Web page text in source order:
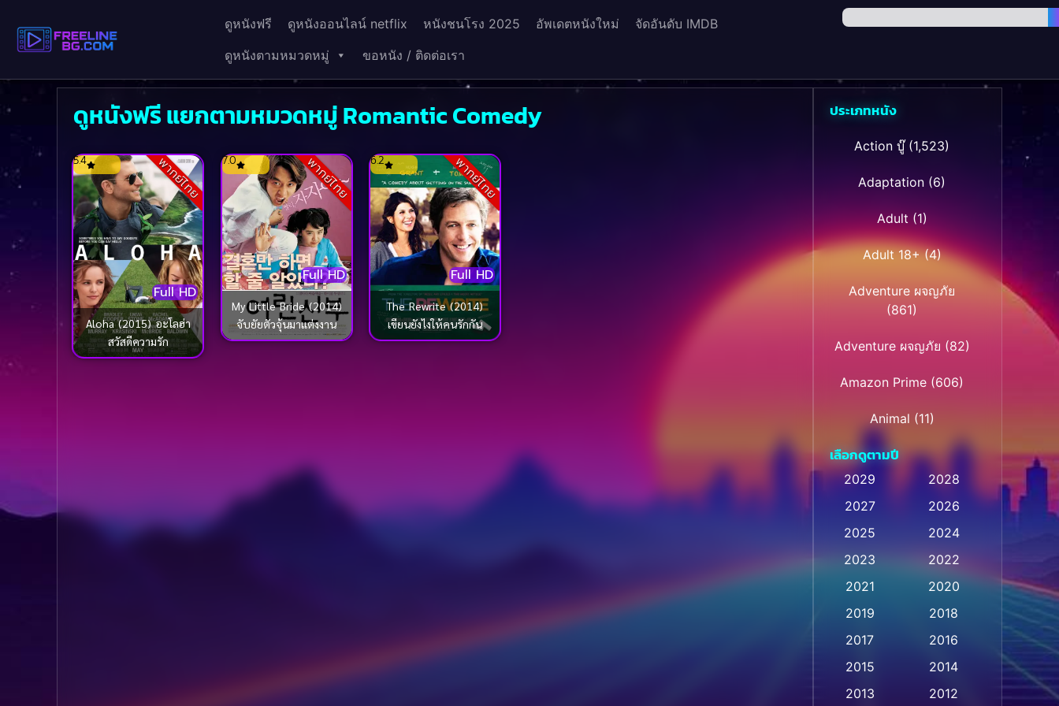
ดูหนังฟรี ดูหนังออนไลน์ netflix หนังชนโรง 2025 อัพเดตหนังใหม่
จัดอันดับ IMDB
ดูหนังตามหมวดหมู่
ขอหนัง / ติดต่อเรา
ดูหนังฟรี แยกตามหมวดหมู่ Romantic Comedy
พากย์ไทย
Full HD
5.4
Aloha (2015) อะโลฮ่า
สวัสดีความรัก
พากย์ไทย
Full HD
7.0
My Little Bride (2014)
จับยัยตัวจุ้นมาแต่งงาน
พากย์ไทย
Full HD
6.2
The Rewrite (2014)
เขียนยังไงให้คนรักกัน
ประเภทหนัง
Action บู๊(1,523)
Adaptation (6)
Adult(1)
Adult 18+(4)
Adventure ผจญภัย
(861)
Adventure ผจญภัย (82)
Amazon Prime (606)
Animal (11)
Animation การ์ตูน (28)
Animation การ์ตูน
Animation อนิเมชั่น(1)
Animation แอนิเมชัน(1)
Anthology (2)
เลือกดูตามปี
2029
2028
2027
2026
2025
2024
2023
2022
2021
2020
2019
2018
2017
2016
2015
2014
2013
2012